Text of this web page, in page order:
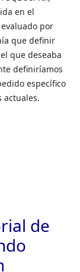
en el
por
que definir
que deseaba
definiríamos
específico
actuales.
de